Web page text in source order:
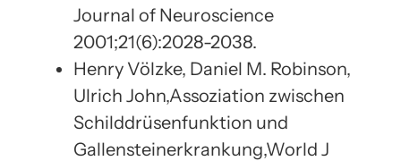
Journal of Neuroscience
2001;21(6):2028-2038.
Henry Völzke, Daniel M. Robinson,
Ulrich John,Assoziation zwischen
Schilddrüsenfunktion und
Gallensteinerkrankung,World J